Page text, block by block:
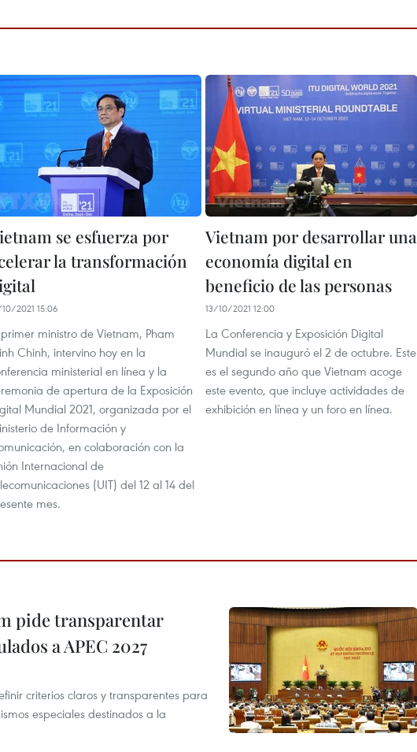
se esfuerza por
la transformación
2021 15:06
primer ministro de Vietnam, Pham
Chinh, intervino hoy en la
ministerial en línea y la
de apertura de la Exposición
Mundial 2021, organizada por el
de Información y
en colaboración con la
Internacional de
(UIT) del 12 al 14 del
mes.
Vietnam por desarrollar una
economía digital en
beneficio de las personas
13/10/2021 12:00
La Conferencia y Exposición Digital
Mundial se inauguró el 2 de octubre. Este
es el segundo año que Vietnam acoge
este evento, que incluye actividades de
exhibición en línea y un foro en línea.
pide transparentar
a APEC 2027
criterios claros y transparentes para
especiales destinados a la